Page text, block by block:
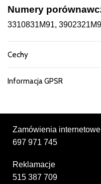
Numery
3310831M91,
Cechy
Informacja GPSR
Zamówienia
697 971 745
Reklamacje
515 387 709